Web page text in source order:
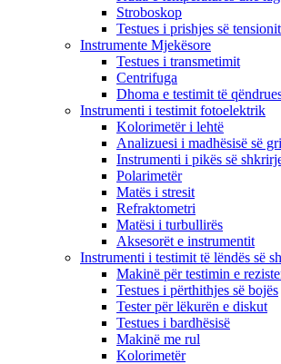
Stroboskop
Testues i prishjes së tensionit
Instrumente Mjekësore
Testues i transmetimit
Centrifuga
Dhoma e testimit të
Instrumenti i testimit fotoelektrik
Kolorimetër i lehtë
Analizuesi i madhësisë së
Instrumenti i pikës së
Polarimetër
Matës i stresit
Refraktometri
Matësi i turbullirës
Aksesorët e instrumentit
Instrumenti i testimit të lëndës së
Makinë për testimin e
Testues i përthithjes së bojës
Tester për lëkurën e diskut
Testues i bardhësisë
Makinë me rul
Kolorimetër